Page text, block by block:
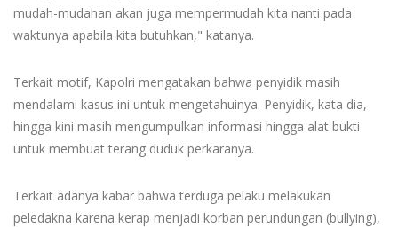
mudah-mudahan akan juga mempermudah kita nanti pada
waktunya apabila kita butuhkan," katanya.
Terkait motif, Kapolri mengatakan bahwa penyidik masih
mendalami kasus ini untuk mengetahuinya. Penyidik, kata dia,
hingga kini masih mengumpulkan informasi hingga alat bukti
untuk membuat terang duduk perkaranya.
Terkait adanya kabar bahwa terduga pelaku melakukan
peledakna karena kerap menjadi korban perundungan (bullying),